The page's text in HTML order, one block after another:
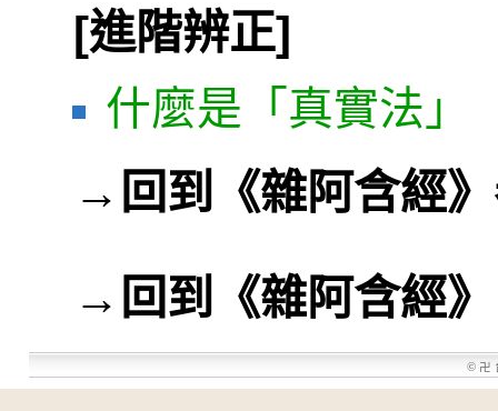
[進階辨正]
什麼是「真實法」
→ 回到《雜阿含經
→ 回到《雜阿含經》
© 卍